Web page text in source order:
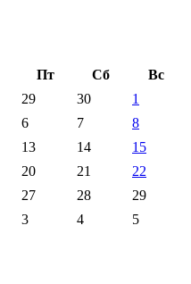
Пт Сб
Вс
29 30
1
6 7
8
13 14
15
20 21
22
27 28
29
3 4 5